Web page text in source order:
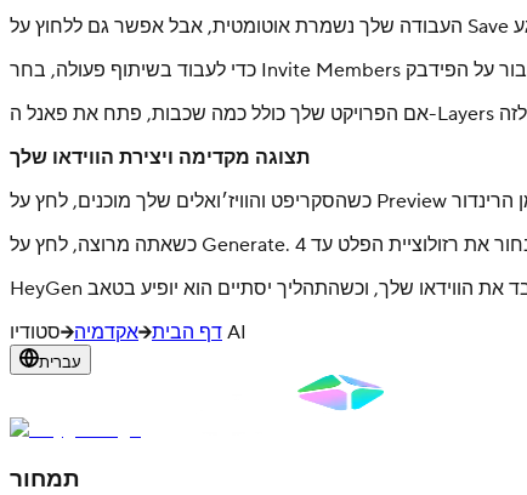
תצוגה מקדימה ויצירת הווידאו שלך
דף הבית אקדמיה סטודיו AI
עברית
תמחור